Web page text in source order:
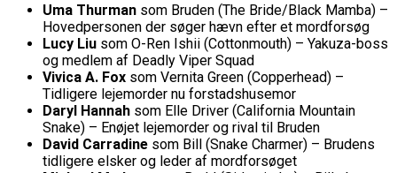
Uma Thurman som Bruden (The Bride/Black Mamba) –
Hovedpersonen der søger hævn efter et mordforsøg
Lucy Liu som O-Ren Ishii (Cottonmouth) – Yakuza-boss
og medlem af Deadly Viper Squad
Vivica A. Fox som Vernita Green (Copperhead) –
Tidligere lejemorder nu forstadshusemor
Daryl Hannah som Elle Driver (California Mountain
Snake) – Enøjet lejemorder og rival til Bruden
David Carradine som Bill (Snake Charmer) – Brudens
tidligere elsker og leder af mordforsøget